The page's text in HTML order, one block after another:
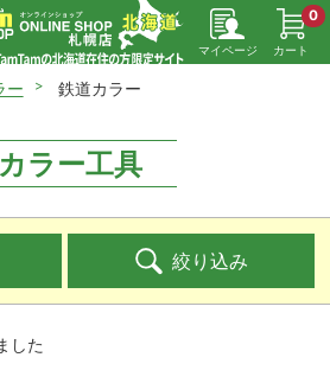
マイページ カート
0
ー 鉄道カラー
カラー工具
絞り込み
した